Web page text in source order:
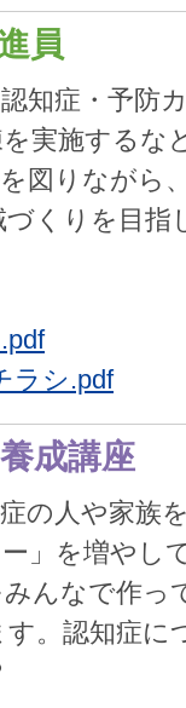
員
知症・予防
実施するな
図りながら
くりを目指
ラシ.pdf
成講座
の人や家族
」を増やし
んなで作っ
。認知症に